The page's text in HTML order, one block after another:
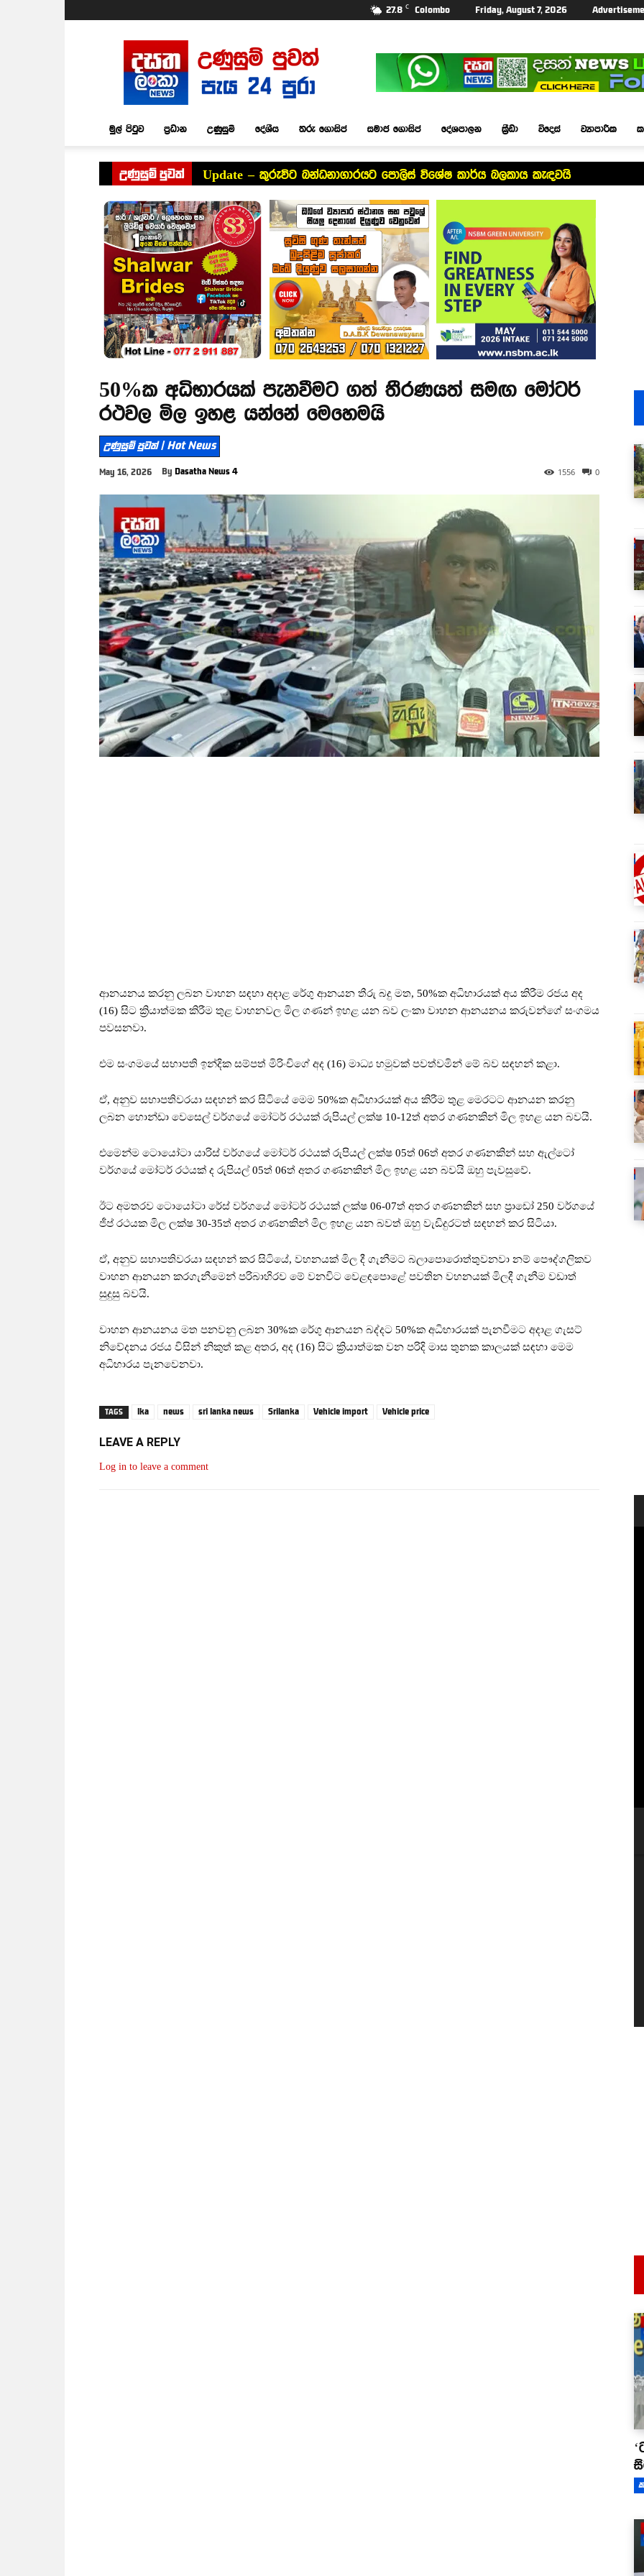
27.8 C Colombo Friday, August 7, 2026
Dasatha
Lanka
News
මුල් පිටුව ප්‍රධාන උණුසුම් දේශීය තරු ගොසිප් සමාජ ගොසිප් දේශපාලන ක්‍රීඩා විදෙස් ව්‍යාපාරික
උණුසුම් පුවත් Update – කුරුවිට බන්ධනාගාරයට පොලිස් විශේෂ කාර්ය බලකාය කැඳවයි
50%ක අධිභාරයක් පැනවීමට ගත් තීරණයත් සමඟ මෝටර්
රථවල මිල ඉහළ යන්නේ මෙහෙමයි
උණුසුම් පුවත් | Hot News
May 16, 2026 By Dasatha News 4 0
1556
ආනයනය කරනු ලබන වාහන සඳහා අදාළ රේගු ආනයන තීරු බදු මත, 50%ක අධිභාරයක් අය කිරීම රජය අද
(16) සිට ක්‍රියාත්මක කිරීම තුළ වාහනවල මිල ගණන් ඉහළ යන බව ලංකා වාහන ආනයනය කරුවන්ගේ සංගමය
පවසනවා.
එම සංගමයේ සභාපති ඉන්දික සම්පත් මිරිංචිගේ අද (16) මාධ්‍ය හමුවක් පවත්වමින් මේ බව සඳහන් කළා.
ඒ, අනුව සභාපතිවරයා සඳහන් කර සිටියේ මෙම 50%ක අධිභාරයක් අය කිරීම තුළ මෙරටට ආනයන කරනු
ලබන හොන්ඩා වෙසෙල් වර්ගයේ මෝටර් රථයක් රුපියල් ලක්ෂ 10-12ත් අතර ගණනකින් මිල ඉහළ යන බවයි.
එමෙන්ම ටොයෝටා යාරිස් වර්ගයේ මෝටර් රථයක් රුපියල් ලක්ෂ 05ත් 06ත් අතර ගණනකින් සහ ඇල්ටෝ
වර්ගයේ මෝටර් රථයක් ද රුපියල් 05ත් 06ත් අතර ගණනකින් මිල ඉහළ යන බවයි ඔහු පැවසුවේ.
ඊට අමතරව ටොයෝටා රේස් වර්ගයේ මෝටර් රථයක් ලක්ෂ 06-07ත් අතර ගණනකින් සහ ප්‍රාඩෝ 250 වර්ගයේ
ජීප් රථයක මිල ලක්ෂ 30-35ත් අතර ගණනකින් මිල ඉහළ යන බවත් ඔහු වැඩිදුරටත් සඳහන් කර සිටියා.
ඒ, අනුව සභාපතිවරයා සඳහන් කර සිටියේ, වහනයක් මිල දී ගැනීමට බලාපොරොත්තුවනවා නම් පෞද්ගලිකව
වාහන ආනයන කරගැනීමෙන් පරිබාහිරව මේ වනවිට වෙළඳපොළේ පවතින වහනයක් මිලදී ගැනීම වඩාත්
සුදුසු බවයි.
වාහන ආනයනය මත පනවනු ලබන 30%ක රේගු ආනයන බද්දට 50%ක අධිභාරයක් පැනවීමට අදාළ ගැසට්
නිවේදනය රජය විසින් නිකුත් කළ අතර, අද (16) සිට ක්‍රියාත්මක වන පරිදි මාස තුනක කාලයක් සඳහා මෙම
අධිභාරය පැනවෙනවා.
TAGS lka news sri lanka news Srilanka Vehicle import Vehicle price
LEAVE A REPLY
Log in to leave a comment